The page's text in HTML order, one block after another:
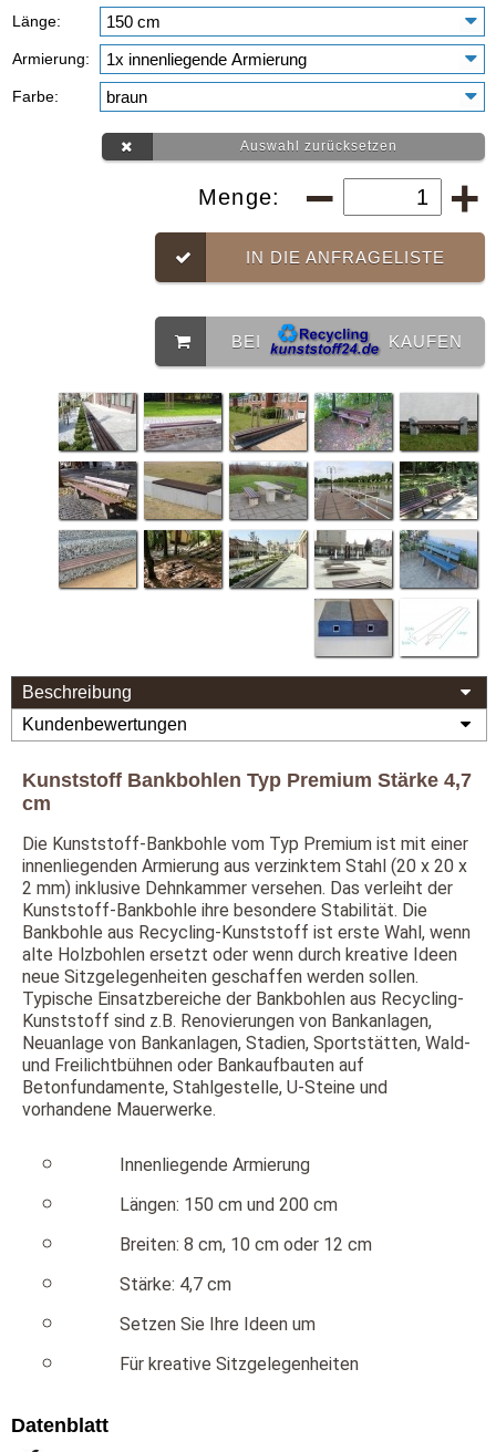
Länge:
Armierung:
Farbe:
Auswahl zurücksetzen
Menge:
IN DIE ANFRAGELISTE
BEI KAUFEN
Beschreibung
Kundenbewertungen
Kunststoff Bankbohlen Typ Premium Stärke 4,7
cm
Die Kunststoff-Bankbohle vom Typ Premium ist mit einer
innenliegenden Armierung aus verzinktem Stahl (20 x 20 x
2 mm) inklusive Dehnkammer versehen. Das verleiht der
Kunststoff-Bankbohle ihre besondere Stabilität. Die
Bankbohle aus Recycling-Kunststoff ist erste Wahl, wenn
alte Holzbohlen ersetzt oder wenn durch kreative Ideen
neue Sitzgelegenheiten geschaffen werden sollen.
Typische Einsatzbereiche der Bankbohlen aus Recycling-
Kunststoff sind z.B. Renovierungen von Bankanlagen,
Neuanlage von Bankanlagen, Stadien, Sportstätten, Wald-
und Freilichtbühnen oder Bankaufbauten auf
Betonfundamente, Stahlgestelle, U-Steine und
vorhandene Mauerwerke.
Innenliegende Armierung
Längen: 150 cm und 200 cm
Breiten: 8 cm, 10 cm oder 12 cm
Stärke: 4,7 cm
Setzen Sie Ihre Ideen um
Für kreative Sitzgelegenheiten
Datenblatt